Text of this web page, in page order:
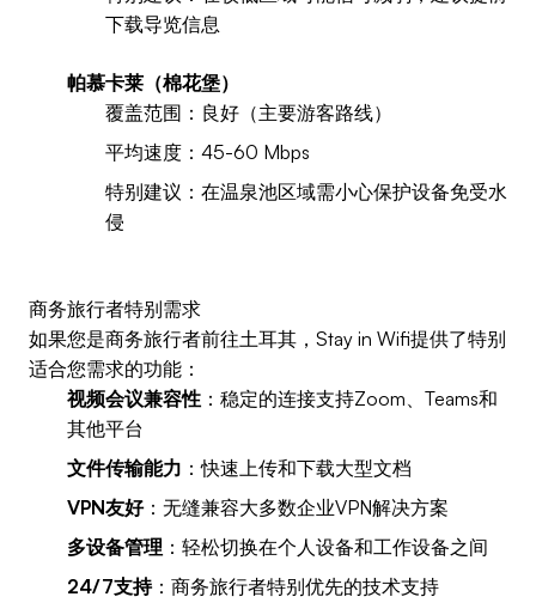
下载导览信息
帕慕卡莱（棉花堡）
覆盖范围：良好（主要游客路线）
平均速度：45-60 Mbps
特别建议：在温泉池区域需小心保护设备免受水
侵
商务旅行者特别需求
如果您是商务旅行者前往土耳其，Stay in Wifi提供了特别
适合您需求的功能：
视频会议兼容性 ：稳定的连接支持Zoom、Teams和
其他平台
文件传输能力 ：快速上传和下载大型文档
VPN友好：无缝兼容大多数企业VPN解决方案
多设备管理 ：轻松切换在个人设备和工作设备之间
24/7支持：商务旅行者特别优先的技术支持